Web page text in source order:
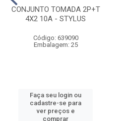
CONJUNTO TOMADA 2P+T
4X2 10A - STYLUS
Código: 639090
Embalagem: 25
Faça seu login ou
cadastre-se para
ver preços e
comprar